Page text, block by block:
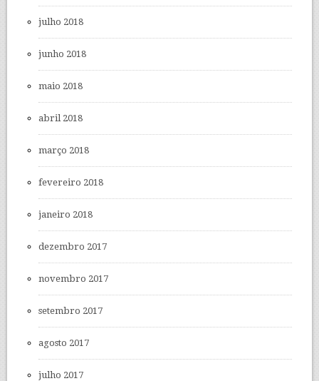
julho 2018
junho 2018
maio 2018
abril 2018
março 2018
fevereiro 2018
janeiro 2018
dezembro 2017
novembro 2017
setembro 2017
agosto 2017
julho 2017